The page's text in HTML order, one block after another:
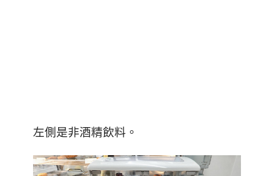
左側是非酒精飲料。